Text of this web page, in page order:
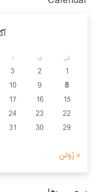
ش ی د
1
2
3
8
9
10
15
16
17
22
23
24
29
30
31
« ژوئن